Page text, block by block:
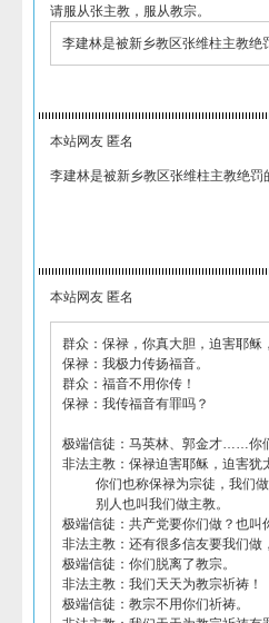
请服从张主教，服从教宗。
李建林是被新乡教区张维柱主教绝
本站网友 匿名
李建林是被新乡教区张维柱主教绝罚
本站网友 匿名
群众：保禄，你真大胆，迫害耶稣
保禄：我极力传扬福音。
群众：福音不用你传！
保禄：我传福音有罪吗？
极端信徒：马英林、郭金才……你
非法主教：保禄迫害耶稣，迫害犹
你们也称保禄为宗徒，我们做
别人也叫我们做主教。
极端信徒：共产党要你们做？也叫
非法主教：还有很多信友要我们做
极端信徒：你们脱离了教宗。
非法主教：我们天天为教宗祈祷！
极端信徒：教宗不用你们祈祷。